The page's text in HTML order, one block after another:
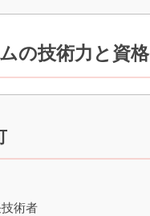
の技術力と資格
術者